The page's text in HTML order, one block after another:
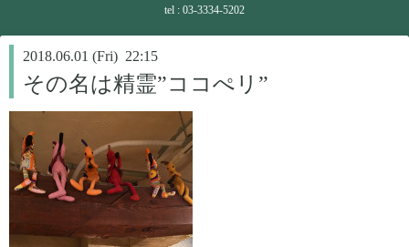
tel : 03-3334-5202
2018.06.01 (Fri) 22:15
その名は精霊”ココぺリ”